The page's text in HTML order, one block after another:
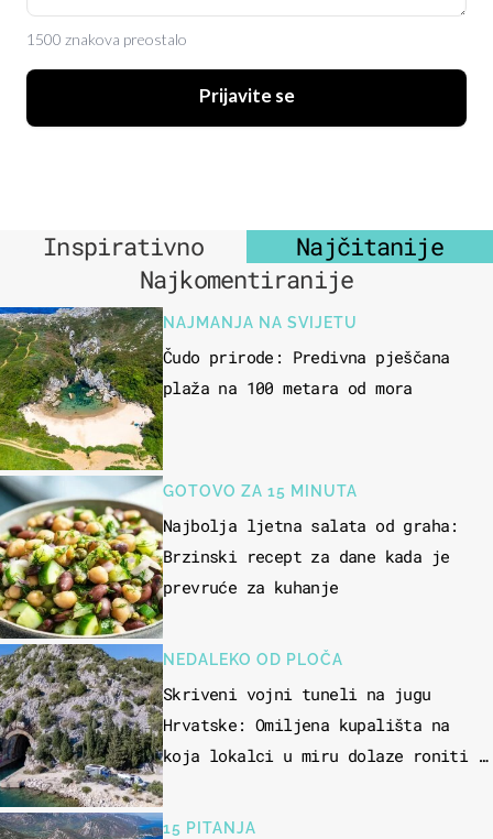
1500 znakova preostalo
Prijavite se
Inspirativno
Najčitanije
Najkomentiranije
NAJMANJA NA SVIJETU
Čudo prirode: Predivna pješčana
plaža na 100 metara od mora
GOTOVO ZA 15 MINUTA
Najbolja ljetna salata od graha:
Brzinski recept za dane kada je
prevruće za kuhanje
NEDALEKO OD PLOČA
Skriveni vojni tuneli na jugu
Hrvatske: Omiljena kupališta na
koja lokalci u miru dolaze roniti i
15 PITANJA